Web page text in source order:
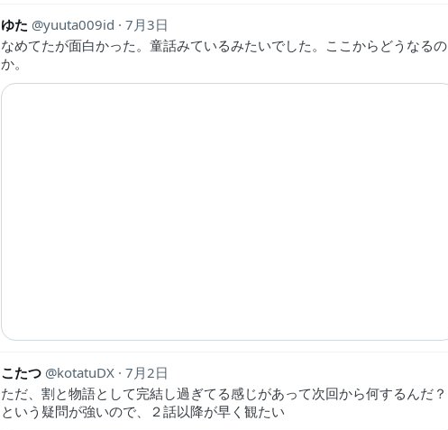
ゆた yuuta009id
7月3日
なめてたが面白かった。童話みているみたいでした。ここからどうなるの
か。
こたつ kotatuDX
7月2日
ただ、割と物語として完結し過ぎてる感じがあって次回から何するんだ？
という疑問が強いので、２話以降が早く観たい